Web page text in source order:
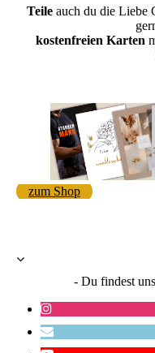
Teileauch du die Liebe
kostenfreien Karten
zum Shop
- Du findest